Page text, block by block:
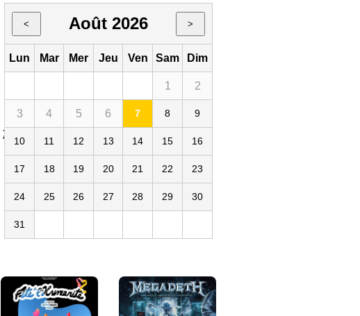
Zénith Paris - La Villette
< Août 2026 >
Lun Mar Mer Jeu Ven Sam Dim
1 2
3 4 5 6 7 8 9
10 11 12 13 14 15 16
17 18 19 20 21 22 23
24 25 26 27 28 29 30
31